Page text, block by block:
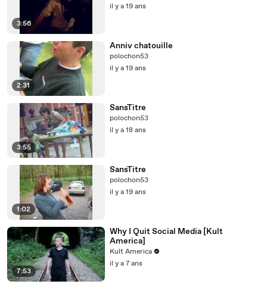
3:56
il y a 19 ans
2:31
Anniv chatouille
polochon53
il y a 19 ans
3:55
SansTitre
polochon53
il y a 18 ans
1:02
SansTitre
polochon53
il y a 19 ans
7:53
Why I Quit Social Media [Kult
America]
Kult America
il y a 7 ans